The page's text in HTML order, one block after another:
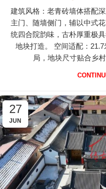
建筑风格：老青砖墙体搭配
主门、随墙侧门，辅以中式
统四合院韵味，古朴厚重极
地块打造。 空间适配：
局，地块尺寸贴合乡
27
JUN